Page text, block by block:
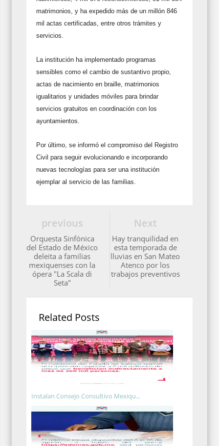
matrimonios, y ha expedido más de un millón 846
mil actas certificadas, entre otros trámites y
servicios.
La institución ha implementado programas
sensibles como el cambio de sustantivo propio,
actas de nacimiento en braille, matrimonios
igualitarios y unidades móviles para brindar
servicios gratuitos en coordinación con los
ayuntamientos.
Por último, se informó el compromiso del Registro
Civil para seguir evolucionando e incorporando
nuevas tecnologías para ser una institución
ejemplar al servicio de las familias.
Next
Hay tranquilidad en
esta temporada de
lluvias en San Mateo
Atenco por los
trabajos preventivos
previous
Orquesta Sinfónica
del Estado de México
deleita a familias
mexiquenses con la
ópera "La Scala di
Seta"
Related Posts
Instalan Consejo Consultivo Mexiqu...